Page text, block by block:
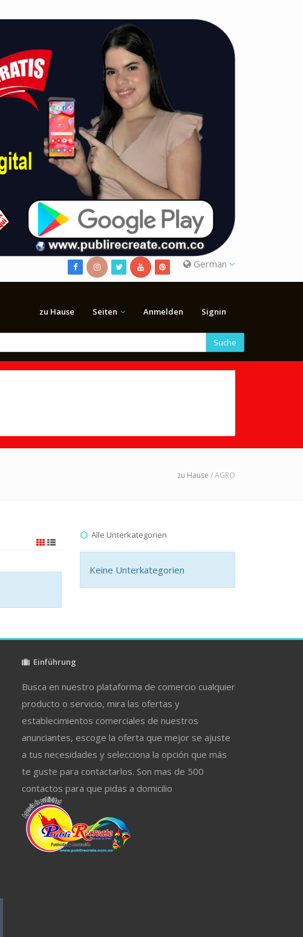
German
zu Hause Seiten Anmelden Signin
Suche
zu Hause / AGRO
Alle Unterkategorien
Keine Unterkategorien
Einführung
Busca en nuestro plataforma de comercio cualquier
producto o servicio, mira las ofertas y
establecimientos comerciales de nuestros
anunciantes, escoge la oferta que mejor se ajuste
a tus necesidades y selecciona la opción que más
te guste para contactarlos. Son mas de 500
contactos para que pidas a domicilio